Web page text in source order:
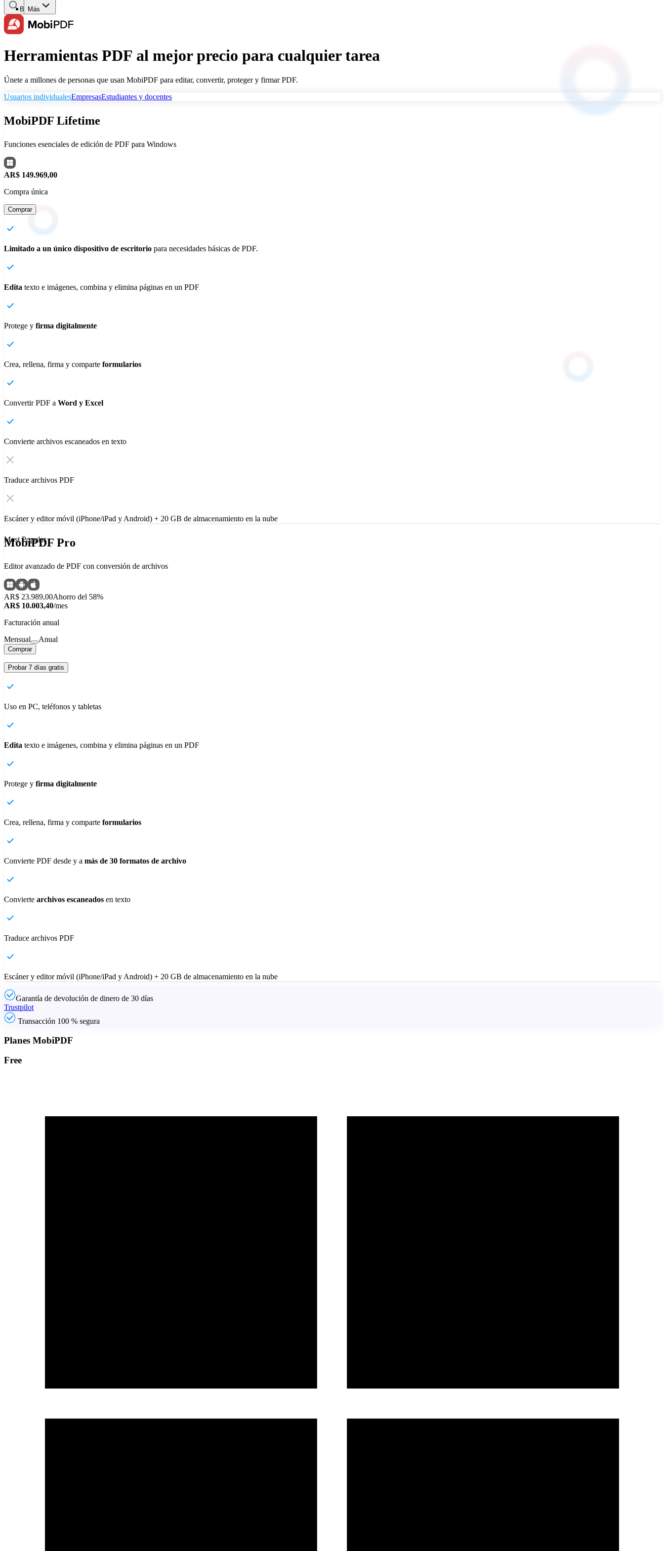
Más
Buscar
Herramientas PDF al mejor precio para cualquier tarea
Únete a millones de personas que usan MobiPDF para editar, convertir, proteger y firmar PDF.
Usuarios individualesEmpresasEstudiantes y docentes
MobiPDF Lifetime
Funciones esenciales de edición de PDF para Windows
AR$ 149.969,00
Compra única
Comprar
Limitado a un único dispositivo de escritorio para necesidades básicas de PDF.
Edita texto e imágenes, combina y elimina páginas en un PDF
Protege y firma digitalmente
Crea, rellena, firma y comparte formularios
Convertir PDF a Word y Excel
Convierte archivos escaneados en texto
Traduce archivos PDF
Escáner y editor móvil (iPhone/iPad y Android) + 20 GB de almacenamiento en la nube
Most Popular
MobiPDF Pro
Editor avanzado de PDF con conversión de archivos
AR$ 23.989,00Ahorro del 58%
AR$ 10.003,40/mes
Facturación anual
Mensual
Anual
Comprar
Probar 7 días gratis
Uso en PC, teléfonos y tabletas
Edita texto e imágenes, combina y elimina páginas en un PDF
Protege y firma digitalmente
Crea, rellena, firma y comparte formularios
Convierte PDF desde y a más de 30 formatos de archivo
Convierte archivos escaneados en texto
Traduce archivos PDF
Escáner y editor móvil (iPhone/iPad y Android) + 20 GB de almacenamiento en la nube
Garantía de devolución de dinero de 30 días
Trustpilot
Transacción 100 % segura
Planes MobiPDF
Free